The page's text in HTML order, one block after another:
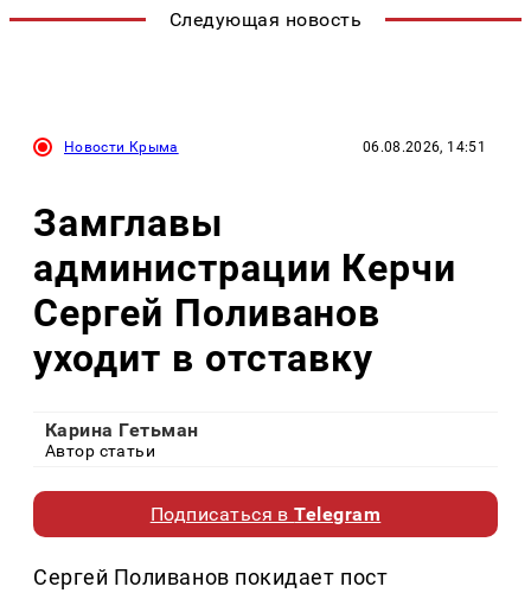
Следующая новость
Новости Крыма 06.08.2026, 14:51
Замглавы
администрации Керчи
Сергей Поливанов
уходит в отставку
Карина Гетьман
Автор статьи
Подписаться вTelegram
Сергей Поливанов покидает пост